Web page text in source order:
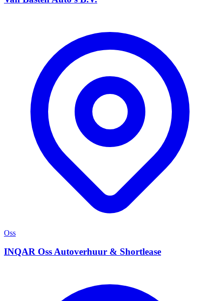
Oss
INQAR Oss Autoverhuur & Shortlease